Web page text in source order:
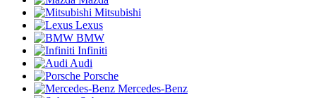
Mitsubishi
Lexus
BMW
Infiniti
Audi
Porsche
Mercedes-Benz